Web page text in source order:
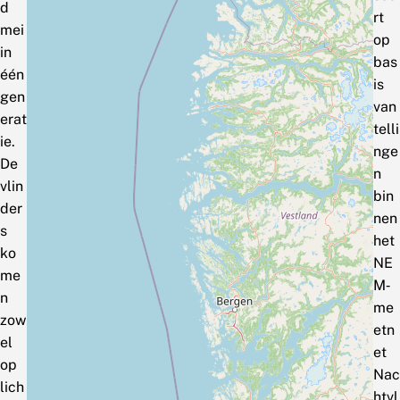
d
mei
in
één
gen
erat
ie.
De
vlin
der
s
ko
me
n
zow
el
op
lich
rt
op
bas
is
van
telli
nge
n
bin
nen
het
NE
M‑
me
etn
et
Nac